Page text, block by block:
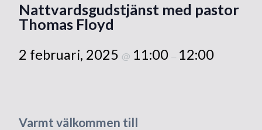
Nattvardsgudstjänst med pastor
Thomas Floyd
2 februari, 2025 @ 11:00 – 12:00
Varmt välkommen till